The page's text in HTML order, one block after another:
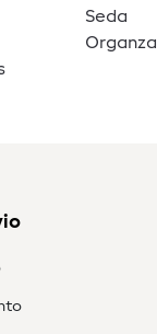
Seda
Organza